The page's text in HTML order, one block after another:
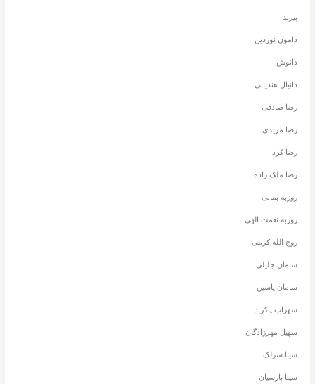
پیربد
دامون نوردین
دانوش
دانیال هندیانی
رضا صادقی
رضا مریدی
رضا کرد
رضا ملک زاده
روزبه بمانی
روزبه نعمت الهی
روح الله کرمی
سامان جلیلی
سامان یاسین
سهراب پاکزاد
سهیل مهرزادگان
سینا سرلک
سینا پارسیان